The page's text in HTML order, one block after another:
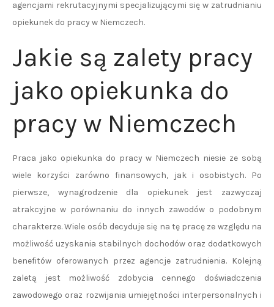
agencjami rekrutacyjnymi specjalizującymi się w zatrudnianiu
opiekunek do pracy w Niemczech.
Jakie są zalety pracy
jako opiekunka do
pracy w Niemczech
Praca jako opiekunka do pracy w Niemczech niesie ze sobą
wiele korzyści zarówno finansowych, jak i osobistych. Po
pierwsze, wynagrodzenie dla opiekunek jest zazwyczaj
atrakcyjne w porównaniu do innych zawodów o podobnym
charakterze. Wiele osób decyduje się na tę pracę ze względu na
możliwość uzyskania stabilnych dochodów oraz dodatkowych
benefitów oferowanych przez agencje zatrudnienia. Kolejną
zaletą jest możliwość zdobycia cennego doświadczenia
zawodowego oraz rozwijania umiejętności interpersonalnych i